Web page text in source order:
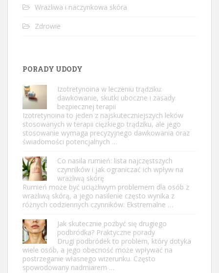
Wrażliwa i naczynkowa skóra
Zdrowie
PORADY UDODY
Izotretynoina w leczeniu trądziku:
dawkowanie, skutki uboczne i zasady
bezpiecznej terapii
Izotretynoina to jeden z najskuteczniejszych leków
stosowanych w terapii ciężkiego trądziku, ale jego
stosowanie wymaga precyzyjnego dawkowania oraz
świadomości potencjalnych …
Co nasila rumień: lista najczęstszych
czynników i jak ograniczać ich wpływ na
wrażliwą skórę
Rumień może być uciążliwym problemem dla osób z
wrażliwą skórą, a jego nasilenie często wynika z
różnych codziennych czynników. Ekstremalne …
Jak skutecznie pozbyć się drugiego
podbródka? Praktyczne porady
Drugi podbródek to problem, który dotyka
wiele osób, a jego obecność może wpływać na
postrzeganie własnego wizerunku. Często
spowodowany nadmiarem …